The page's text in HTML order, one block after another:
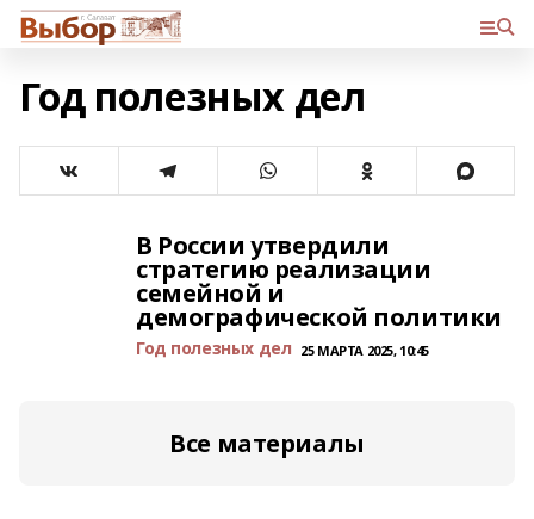
Год полезных дел
В России утвердили
стратегию реализации
семейной и
демографической политики
Год полезных дел 25 МАРТА 2025, 10:45
Все материалы